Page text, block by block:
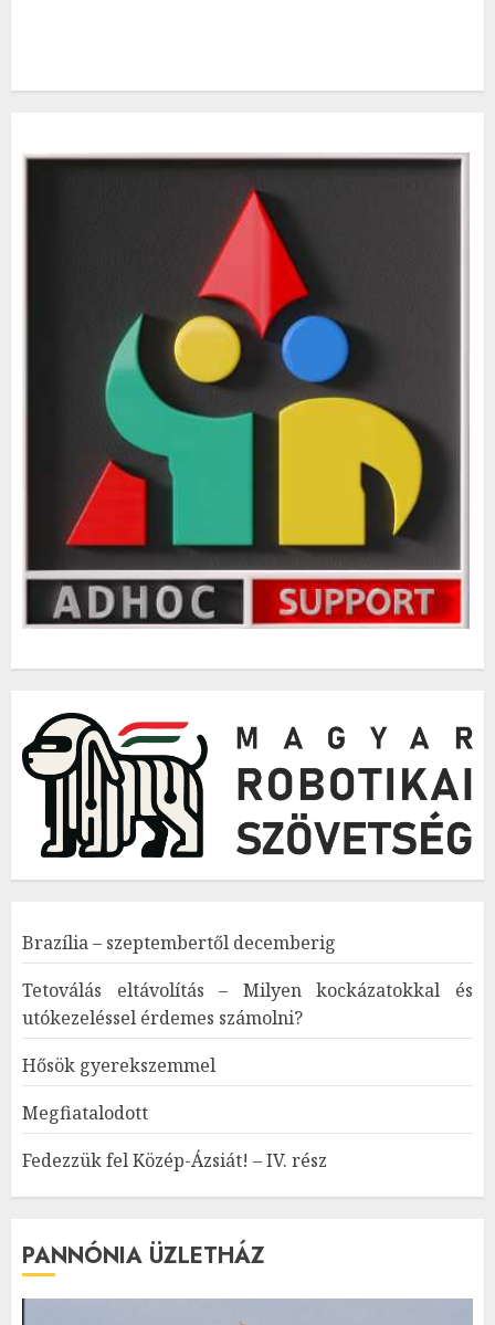
Brazília – szeptembertől decemberig
Tetoválás eltávolítás – Milyen kockázatokkal és
utókezeléssel érdemes számolni?
Hősök gyerekszemmel
Megfiatalodott
Fedezzük fel Közép-Ázsiát! – IV. rész
PANNÓNIA ÜZLETHÁZ